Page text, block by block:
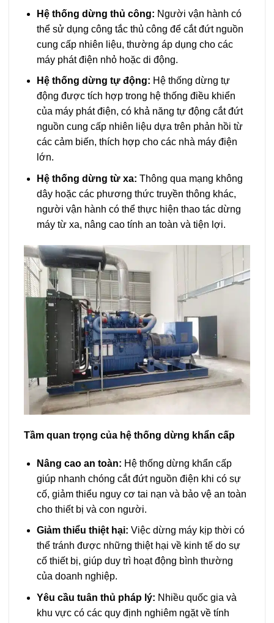
Hệ thống dừng thủ công: Người vận hành có
thể sử dụng công tắc thủ công để cắt đứt nguồn
cung cấp nhiên liệu, thường áp dụng cho các
máy phát điện nhỏ hoặc di động.
Hệ thống dừng tự động: Hệ thống dừng tự
động được tích hợp trong hệ thống điều khiển
của máy phát điện, có khả năng tự động cắt đứt
nguồn cung cấp nhiên liệu dựa trên phản hồi từ
các cảm biến, thích hợp cho các nhà máy điện
lớn.
Hệ thống dừng từ xa: Thông qua mạng không
dây hoặc các phương thức truyền thông khác,
người vận hành có thể thực hiện thao tác dừng
máy từ xa, nâng cao tính an toàn và tiện lợi.
Tầm quan trọng của hệ thống dừng khẩn cấp
Nâng cao an toàn: Hệ thống dừng khẩn cấp
giúp nhanh chóng cắt đứt nguồn điện khi có sự
cố, giảm thiểu nguy cơ tai nạn và bảo vệ an toàn
cho thiết bị và con người.
Giảm thiểu thiệt hại: Việc dừng máy kịp thời có
thể tránh được những thiệt hại về kinh tế do sự
cố thiết bị, giúp duy trì hoạt động bình thường
của doanh nghiệp.
Yêu cầu tuân thủ pháp lý: Nhiều quốc gia và
khu vực có các quy định nghiêm ngặt về tính